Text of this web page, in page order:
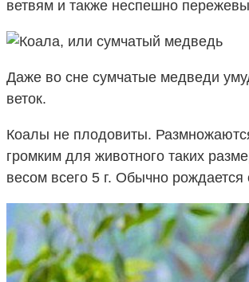
ветвям и также неспешно
Даже во сне сумчатые медведи
веток.
Коалы не плодовиты.
громким для животного таких
весом всего 5 г. Обычно